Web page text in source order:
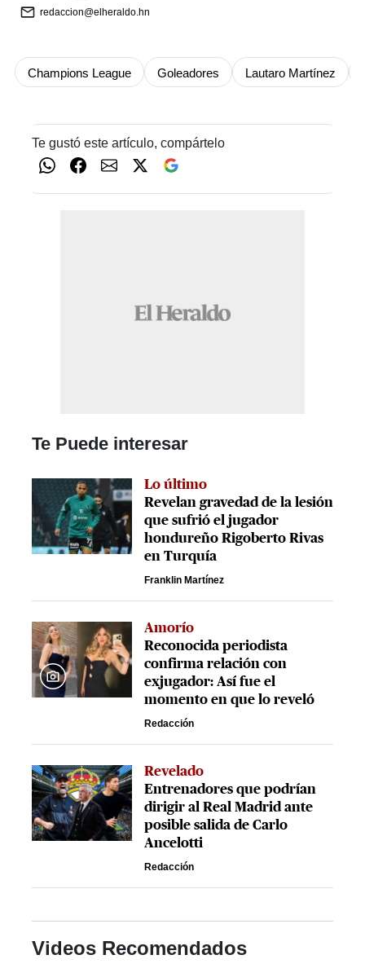
redaccion@elheraldo.hn
Champions League Goleadores Lautaro Martínez
Te gustó este artículo, compártelo
Te Puede interesar
Lo último
Revelan gravedad de la lesión
que sufrió el jugador
hondureño Rigoberto Rivas
en Turquía
Franklin Martínez
Amorío
Reconocida periodista
confirma relación con
exjugador: Así fue el
momento en que lo reveló
Redacción
Revelado
Entrenadores que podrían
dirigir al Real Madrid ante
posible salida de Carlo
Ancelotti
Redacción
Videos Recomendados